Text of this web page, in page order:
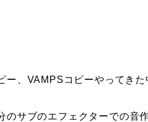
ー、VAMPSコピーやってき
のサブのエフェクターでの音